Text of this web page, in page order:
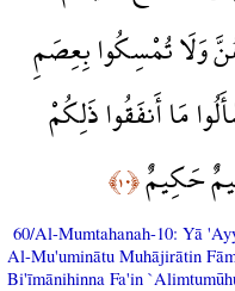
وَلَا تُمْسِكُوا بِعِصَمِ
مَا أَنفَقُوا ذَلِكُمْ
حَكِيمٌ﴿١٠﴾
60/Al-Mumtahanah-10: Yā
Al-Mu'uminātu Muhājirātin
Bi'īmānihinna Fa'in